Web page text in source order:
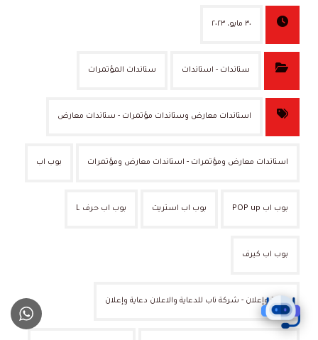
٣٠ مايو، ٢٠٢٣
ستاندات - استاندات ستاندات المؤتمرات
استاندات معارض وستاندات مؤتمرات - ستاندات معارض
استاندات معارض ومؤتمرات - استاندات معارض ومؤتمرات بوب اب
بوب اب POP up بوب اب استريت بوب اب حرف L
بوب اب كيرف
دعاية وإعلان - شركة ناب للدعاية والاعلان دعاية وإعلان